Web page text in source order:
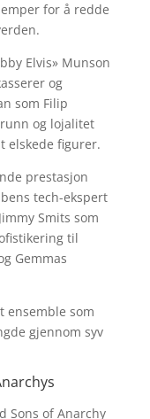
for å redde
Elvis» Munson
og
som Filip
og lojalitet
elskede figurer.
prestasjon
tech-ekspert
Smits som
til
Gemmas
ensemble som
gjennom syv
Sons of Anarchy